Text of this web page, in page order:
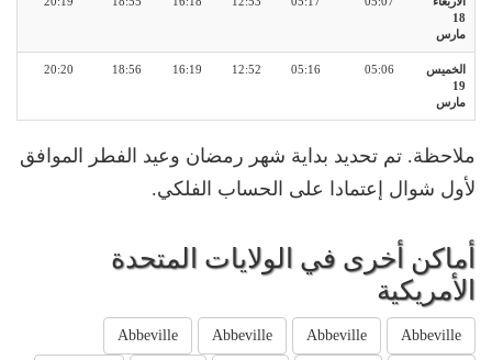
18
مارس
الخميس
19
مارس
05:06
05:16
12:52
16:19
18:56
20:20
ملاحظة. تم تحديد بداية شهر رمضان وعيد الفطر الموافق
لأول شوال إعتمادا على الحساب الفلكي.
أماكن أخرى في الولايات المتحدة
الأمريكية
Abbeville
Abbeville
Abbeville
Abbeville